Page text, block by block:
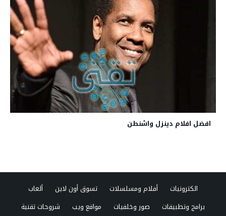
افضل افلام دينزل واشنطن
الكترونيات أفلام ومسلسلات تسوق أون لاين
ألعاب
برامج وتطبيقات
صور وخلفيات مواقع ويب شروحات تقنية